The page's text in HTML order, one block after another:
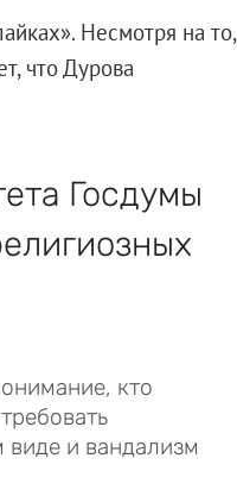
Несмотря на то,
что Дурова
Госдумы
кто
виде и вандализм